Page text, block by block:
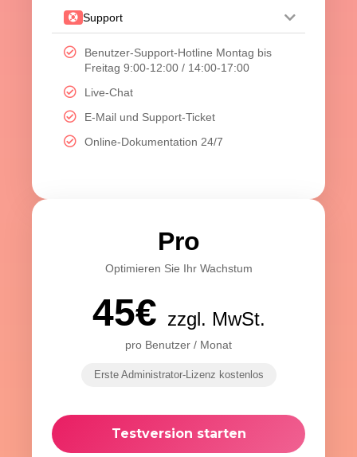
Support
Benutzer-Support-Hotline Montag bis
Freitag 9:00‑12:00 / 14:00‑17:00
Live-Chat
E-Mail und Support-Ticket
Online-Dokumentation 24/7
Pro
Optimieren Sie Ihr Wachstum
45€ zzgl. MwSt.
pro Benutzer / Monat
Erste Administrator-Lizenz kostenlos
Testversion starten